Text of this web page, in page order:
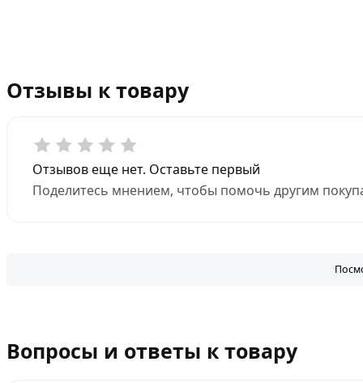
Отзывы к товару
Отзывов еще нет. Оставьте первый
Поделитесь мнением, чтобы помочь другим
Вопросы и ответы к товару